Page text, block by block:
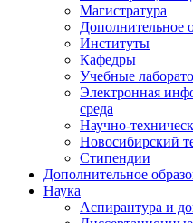
Магистратура
Дополнительное
Институты
Кафедры
Учебные
Электронная
среда
Научно-
Новосибирский
Стипендии
Дополнительное
Наука
Аспирантура и